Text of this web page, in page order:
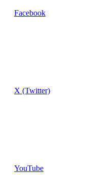
Facebook
X (Twitter)
YouTube